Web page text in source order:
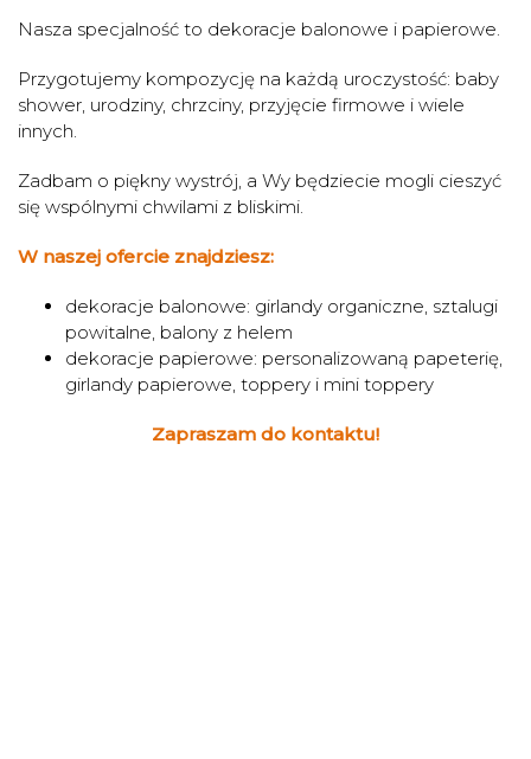
Nasza specjalność to dekoracje balonowe i papierowe.
Przygotujemy kompozycję na każdą uroczystość: baby
shower, urodziny, chrzciny, przyjęcie firmowe i wiele
innych.
Zadbam o piękny wystrój, a Wy będziecie mogli cieszyć
się wspólnymi chwilami z bliskimi.
W naszej ofercie znajdziesz:
dekoracje balonowe: girlandy organiczne, sztalugi
powitalne, balony z helem
dekoracje papierowe: personalizowaną papeterię,
girlandy papierowe, toppery i mini toppery
Zapraszam do kontaktu!